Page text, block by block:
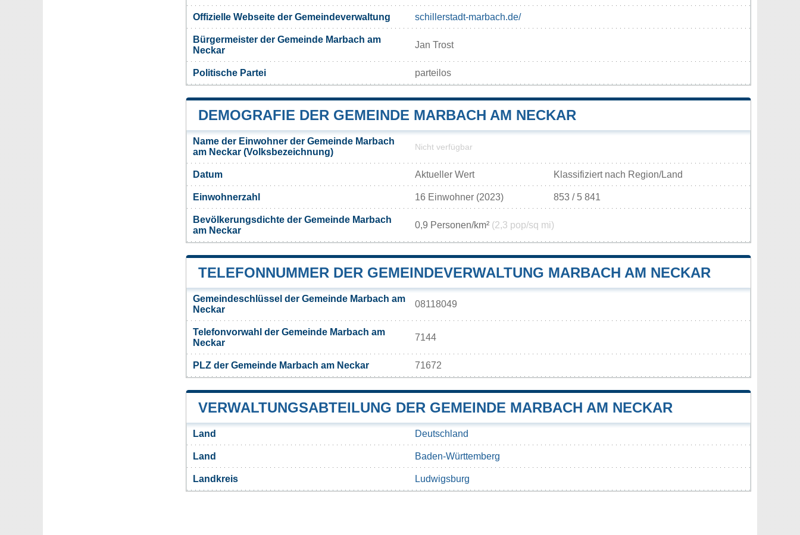
Offizielle Webseite der Gemeindeverwaltung schillerstadt-marbach.de/
Bürgermeister der Gemeinde Marbach am
Neckar
Jan Trost
Politische Partei parteilos
DEMOGRAFIE DER GEMEINDE MARBACH AM NECKAR
Name der Einwohner der Gemeinde Marbach
am Neckar (Volksbezeichnung)
Nicht verfügbar
Datum Aktueller Wert Klassifiziert nach Region/Land
Einwohnerzahl 16 Einwohner (2023) 853 / 5 841
Bevölkerungsdichte der Gemeinde Marbach
am Neckar
0,9 Personen/km² (2,3 pop/sq mi)
TELEFONNUMMER DER GEMEINDEVERWALTUNG MARBACH AM NECKAR
Gemeindeschlüssel der Gemeinde Marbach am
Neckar
08118049
Telefonvorwahl der Gemeinde Marbach am
Neckar
7144
PLZ der Gemeinde Marbach am Neckar 71672
VERWALTUNGSABTEILUNG DER GEMEINDE MARBACH AM NECKAR
Land Deutschland
Land Baden-Württemberg
Landkreis Ludwigsburg